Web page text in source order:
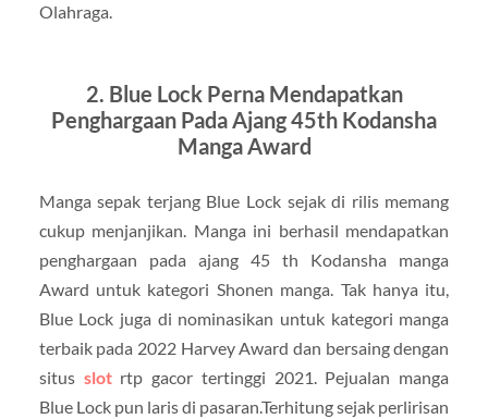
Olahraga.
2. Blue Lock Perna Mendapatkan
Penghargaan Pada Ajang 45th Kodansha
Manga Award
Manga sepak terjang Blue Lock sejak di rilis memang
cukup menjanjikan. Manga ini berhasil mendapatkan
penghargaan pada ajang 45 th Kodansha manga
Award untuk kategori Shonen manga. Tak hanya itu,
Blue Lock juga di nominasikan untuk kategori manga
terbaik pada 2022 Harvey Award dan bersaing dengan
situs slotrtp gacor tertinggi 2021. Pejualan manga
Blue Lock pun laris di pasaran.Terhitung sejak perlirisan